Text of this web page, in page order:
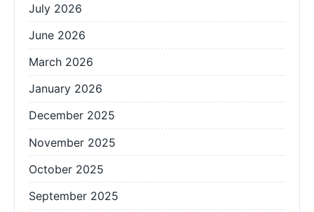
July 2026
June 2026
March 2026
January 2026
December 2025
November 2025
October 2025
September 2025